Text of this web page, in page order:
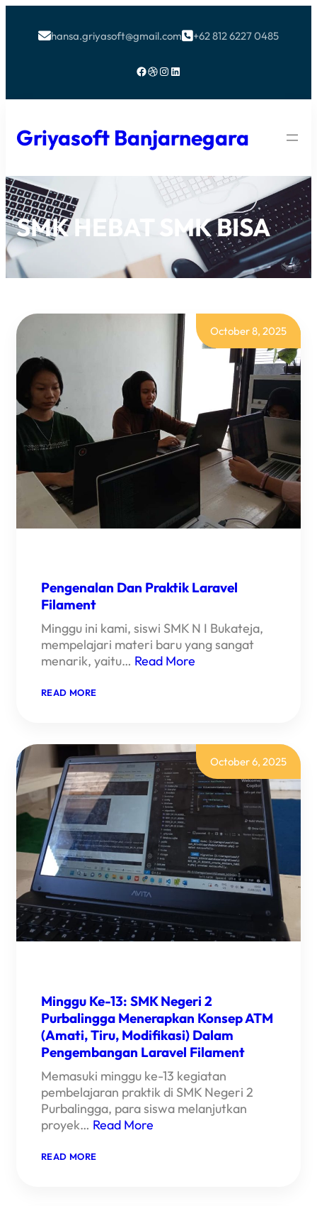
hansa.griyasoft@gmail.com+62 812 6227 0485
Facebook Dribbble Instagram LinkedIn
Griyasoft Banjarnegara
SMK HEBAT SMK BISA
October 8, 2025
Pengenalan Dan Praktik Laravel
Filament
Minggu ini kami, siswi SMK N I Bukateja,
mempelajari materi baru yang sangat
menarik, yaitu… Read More
READ MORE:
FILAMENT
October 6, 2025
Minggu Ke-13: SMK Negeri 2
Purbalingga Menerapkan Konsep ATM
(Amati, Tiru, Modifikasi) Dalam
Pengembangan Laravel Filament
Memasuki minggu ke-13 kegiatan
pembelajaran praktik di SMK Negeri 2
Purbalingga, para siswa melanjutkan
proyek… Read More
READ MORE: